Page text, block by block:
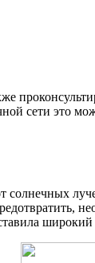
сети это
широкий